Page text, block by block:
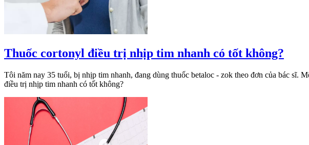
Thuốc cortonyl điều trị nhịp tim nhanh có tốt không?
Tôi năm nay 35 tuổi, bị nhịp tim nhanh, đang dùng thuốc betaloc - zok theo đơn của bác
điều trị nhịp tim nhanh có tốt không?